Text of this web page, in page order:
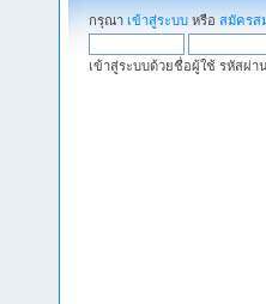
กรุณา เข้าสู่ระบบ หรือ สมัครส
เข้าสู่ระบบด้วยชื่อผู้ใช้ รหัสผ่า